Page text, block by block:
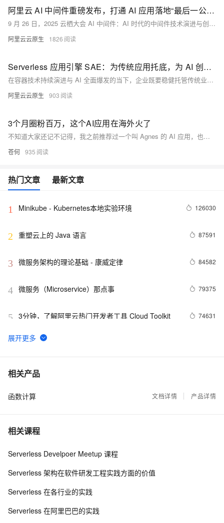
阿里云 AI 中间件重磅发布，打通 AI 应用落地“最后一公里”
9 月 26 日，2025 云栖大会 AI 中间件：AI 时代的中间件技术演进与创新实践论坛上，阿里云智能集团资深技术专家林清山发表主题演讲《未来已来：下一代 AI 中间件重磅发布，解锁 AI 应用架构新范式》，重磅发布阿里云 AI 中间件，提供面向分布式多 Agent 架构的基座，包括：AgentScope-Java（兼容 Spring AI Alibaba 生态），AI MQ（基于Apache RocketMQ 的 AI 能力升级），AI 网关 Higress，AI 注册与配置中心 Nacos，以及覆盖模型与算力的 AI 可观测体系。
阿里云云原生 1826
Serverless 应用引擎 SAE：为传统应用托底，为 AI 创新加速
在容器技术持续演进与 AI 全面爆发的当下，企业既要稳健托管传统业务，又要高效落地 AI 创新，如何在复杂的基础设施与频繁的版本变化中保持敏捷、稳定与低成本，成了所有技术团队的共同挑战。阿里云 Serverless 应用引擎（SAE）正是为应对这一时代挑战而生的破局者，SAE 以“免运维、强稳定、极致降本”为核心，通过一站式的应用级托管能力，同时支撑传统应用与 AI 应用，让企业把更多精力投入到业务创新。
阿里云云原生 903
3个月圈粉百万，这个AI应用在海外火了
不知道大家还记不记得，我之前推荐过一个叫 Agnes 的 AI 应用，也是当时在 WAIC 了解到的。
苍何 935
热门文章 最新文章
1 Minikube - Kubernetes本地实验环境 126030
2 重塑云上的 Java 语言 87591
3 微服务架构的理论基础 - 康威定律 84582
4 微服务（Microservice）那点事 79375
5 3分钟，了解阿里云热门开发者工具 Cloud Toolkit 74631
6 Docker学习路线图 (持续更新中)
7 当 Kubernetes 遇到阿里云
8 基于Docker容器的，Jenkins、GitLab构建持续集成
48082
9
10容器镜像服务 Docker镜像的基本使用
相关产品
函数计算 文档详情 产品详情
相关课程
Serverless Develpoer Meetup 课程
Serverless 架构在软件研发工程实践方面的价值
Serverless 在各行业的实践
Serverless 在阿里巴巴的实践